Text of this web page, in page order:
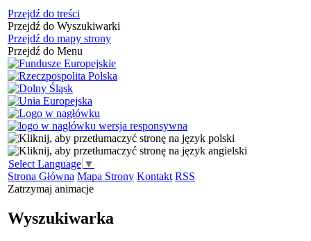
Przejdź do treści
Przejdź do Wyszukiwarki
Przejdź do mapy strony
Przejdź do Menu
Select Language ▼
Strona Główna Mapa Strony Kontakt RSS
Zatrzymaj animacje
Wyszukiwarka